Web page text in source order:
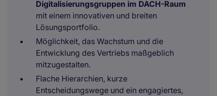
Digitalisierungsgruppen im DACH-Raum
mit einem innovativen und breiten
Lösungsportfolio.
Möglichkeit, das Wachstum und die
Entwicklung des Vertriebs maßgeblich
mitzugestalten.
Flache Hierarchien, kurze
Entscheidungswege und ein engagiertes,